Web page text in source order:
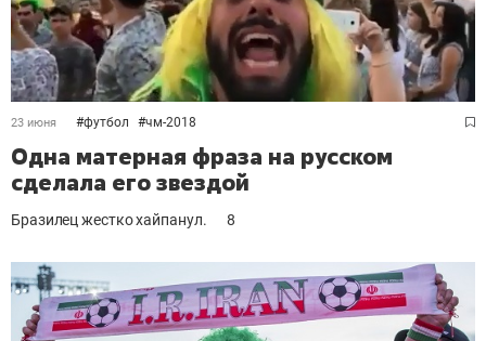
23 июня #футбол #чм-2018
Одна матерная фраза на русском
сделала его звездой
Бразилец жестко хайпанул. 8